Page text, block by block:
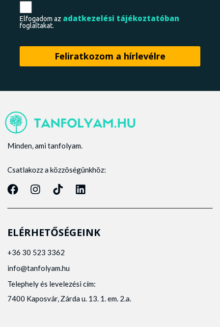
Elfogadom az adatkezelési tájékoztatóban
foglaltakat.
Minden, ami tanfolyam.
Csatlakozz a közzöségünkhöz:
ELÉRHETŐSÉGEINK
+36 30 523 3362
info@tanfolyam.hu
Telephely és levelezési cím:
7400 Kaposvár, Zárda u. 13. 1. em. 2.a.